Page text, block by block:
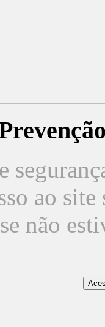
ao
não